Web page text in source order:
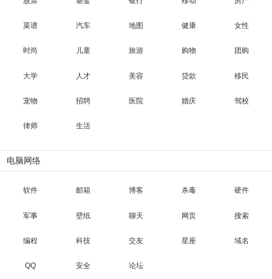
菜谱 汽车 地图 健康 女性
时尚 儿童 旅游 购物 团购
大学 人才 美容 贷款 移民
宠物 招聘 医院 婚庆 驾校
律师 生活
电脑网络
软件 邮箱 博客 杀毒 硬件
军事 壁纸 聊天 网页 搜索
编程 科技 交友 星座 域名
QQ 安全 论坛